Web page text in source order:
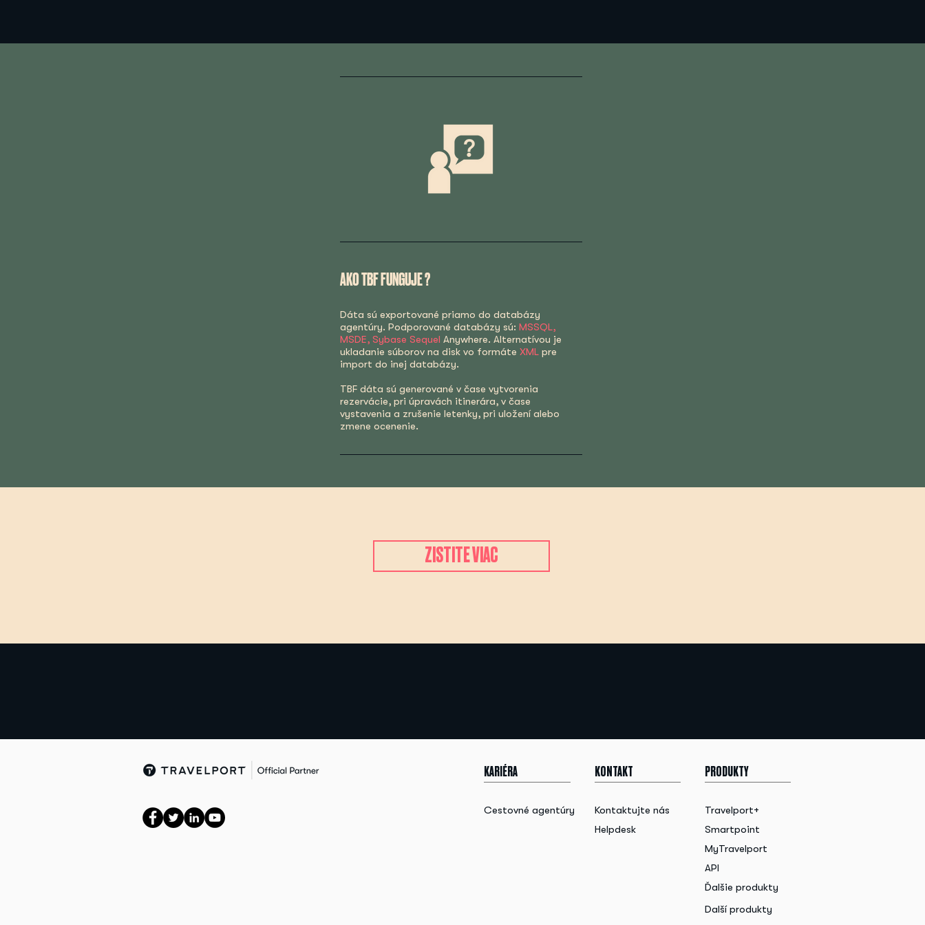
AKO TBF FUNGUJE ?
Dáta sú exportované priamo do databázy
agentúry. Podporované databázy sú: MSSQL,
MSDE, Sybase Sequel Anywhere. Alternatívou je
ukladanie súborov na disk vo formáte XML pre
import do inej databázy.
TBF dáta sú generované v čase vytvorenia
rezervácie, pri úpravách itinerára, v čase
vystavenia a zrušenie letenky, pri uložení alebo
zmene ocenenie.
ZISTITE VIAC
KARIÉRA
Cestovné agentúry
KONTAKT
Kontaktujte nás
Helpdesk
PRODUKTY
Travelport+
Smartpoint
MyTravelport
API
Ďalšie produkty
Další produkty